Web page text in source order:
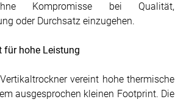
Kompromisse bei Qualität,
oder Durchsatz einzugehen.
für hohe Leistung
vereint hohe thermische
ausgesprochen kleinen Footprint. Die